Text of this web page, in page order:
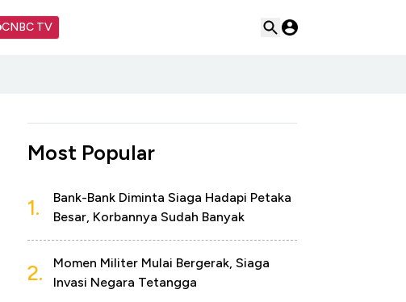
CNBC TV
Most Popular
1.
Bank-Bank Diminta Siaga Hadapi Petaka
Besar, Korbannya Sudah Banyak
2.
Momen Militer Mulai Bergerak, Siaga
Invasi Negara Tetangga